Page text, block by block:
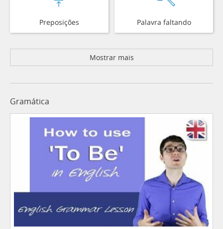
Preposições Palavra faltando
Mostrar mais
Gramática